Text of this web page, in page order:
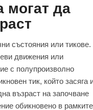
могат да
състояния или тикове.
движения или
с полупроизволно
тик, който засяга
възраст на започване
обикновено в рамките